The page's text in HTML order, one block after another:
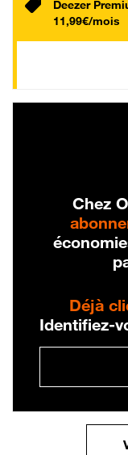
Deezer
11,99€/mois
Chez
Déjà
Identifiez-